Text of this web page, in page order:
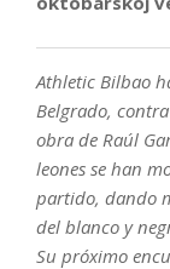
Athletic Bilbao
Belgrado,
obra de Raúl
leones se han
partido, dando
del blanco y
Su próximo